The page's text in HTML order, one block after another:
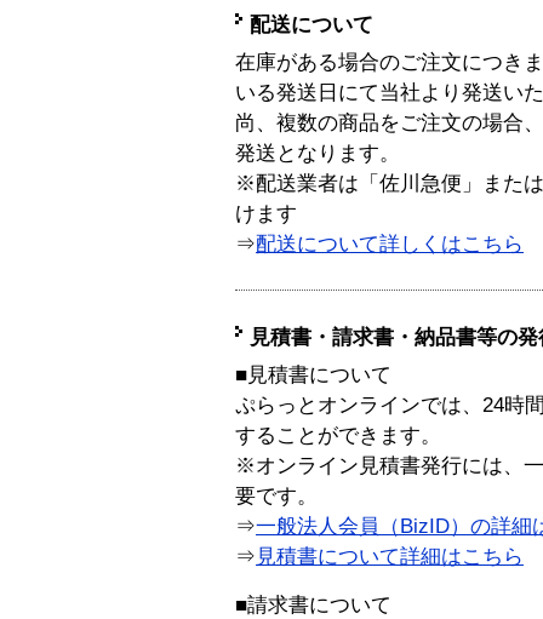
配送について
在庫がある場合のご注文につき
いる発送日にて当社より発送い
尚、複数の商品をご注文の場合
発送となります。
※配送業者は「佐川急便」また
けます
⇒配送について詳しくはこちら
見積書・請求書・納品書等の
■見積書について
ぷらっとオンラインでは、24時
することができます。
※オンライン見積書発行には、
要です。
⇒一般法人会員（BizID）の詳細
⇒ 見積書について詳細はこちら
■請求書について